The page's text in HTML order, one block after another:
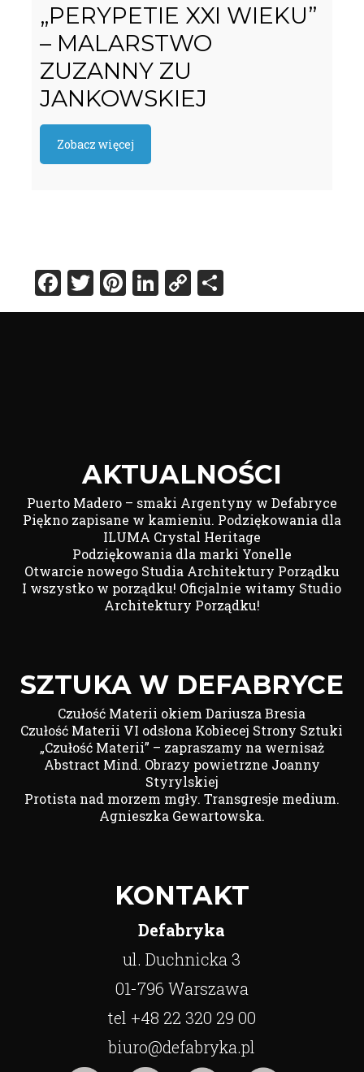
„PERYPETIE XXI WIEKU”
– MALARSTWO
ZUZANNY ZU
JANKOWSKIEJ
Zobacz więcej
Facebook
Twitter
Pinterest
LinkedIn
Copy
Link
Share
AKTUALNOŚCI
Puerto Madero – smaki Argentyny w Defabryce
Piękno zapisane w kamieniu. Podziękowania dla
ILUMA Crystal Heritage
Podziękowania dla marki Yonelle
Otwarcie nowego Studia Architektury Porządku
I wszystko w porządku! Oficjalnie witamy Studio
Architektury Porządku!
SZTUKA W DEFABRYCE
Czułość Materii okiem Dariusza Bresia
Czułość Materii VI odsłona Kobiecej Strony Sztuki
„Czułość Materii” – zapraszamy na wernisaż
Abstract Mind. Obrazy powietrzne Joanny
Styrylskiej
Protista nad morzem mgły. Transgresje medium.
Agnieszka Gewartowska.
KONTAKT
Defabryka
ul. Duchnicka 3
01-796 Warszawa
tel +48 22 320 29 00
biuro@defabryka.pl